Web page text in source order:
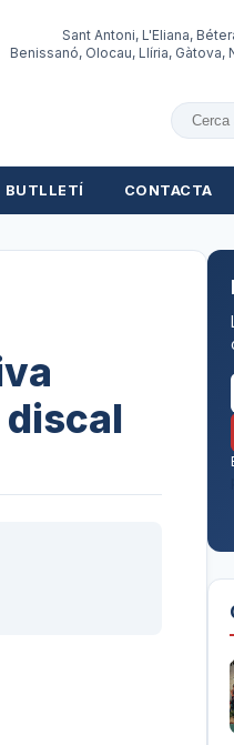
Sant Antoni, L'Eliana,
Benissanó, Olocau, Llíria, Gàtova,
BUTLLETÍ CONTACTA
discal